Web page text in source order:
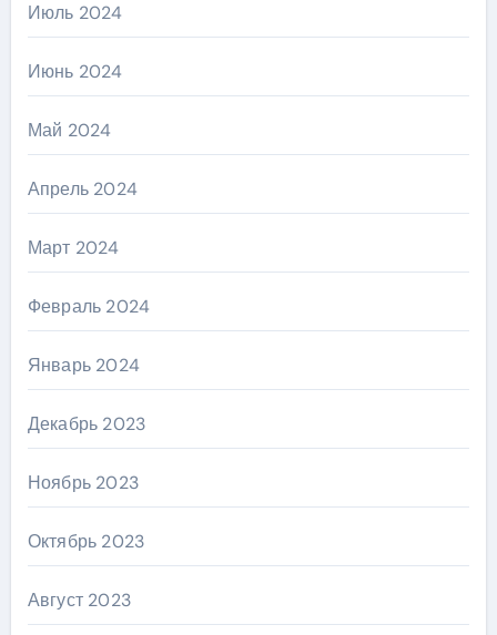
Июль 2024
Июнь 2024
Май 2024
Апрель 2024
Март 2024
Февраль 2024
Январь 2024
Декабрь 2023
Ноябрь 2023
Октябрь 2023
Август 2023